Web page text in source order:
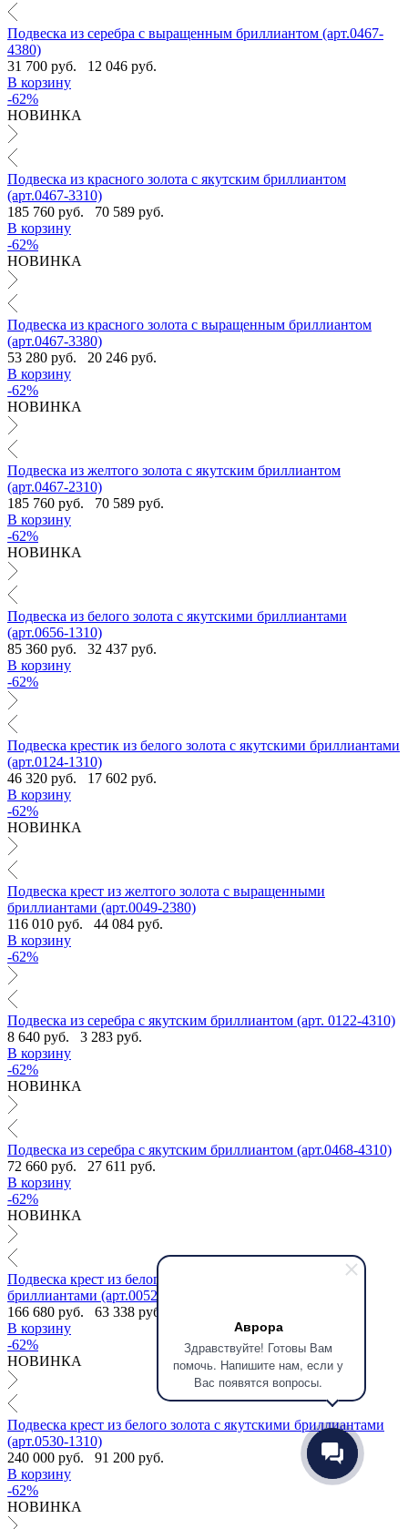
Аврора
Здравствуйте! Готовы Вам
помочь. Напишите нам, если у
Вас появятся вопросы.
Подвеска из серебра с выращенным бриллиантом (арт.0467-
4380)
31 700 руб.
12 046 руб.
В корзину
-62%
НОВИНКА
Подвеска из красного золота с якутским бриллиантом
(арт.0467-3310)
185 760 руб.
70 589 руб.
В корзину
-62%
НОВИНКА
Подвеска из красного золота с выращенным бриллиантом
(арт.0467-3380)
53 280 руб.
20 246 руб.
В корзину
-62%
НОВИНКА
Подвеска из желтого золота с якутским бриллиантом
(арт.0467-2310)
185 760 руб.
70 589 руб.
В корзину
-62%
НОВИНКА
Подвеска из белого золота с якутскими бриллиантами
(арт.0656-1310)
85 360 руб.
32 437 руб.
В корзину
-62%
Подвеска крестик из белого золота с якутскими бриллиантами
(арт.0124-1310)
46 320 руб.
17 602 руб.
В корзину
-62%
НОВИНКА
Подвеска крест из желтого золота с выращенными
бриллиантами (арт.0049-2380)
116 010 руб.
44 084 руб.
В корзину
-62%
Подвеска из серебра с якутским бриллиантом (арт. 0122-4310)
8 640 руб.
3 283 руб.
В корзину
-62%
НОВИНКА
Подвеска из серебра с якутским бриллиантом (арт.0468-4310)
72 660 руб.
27 611 руб.
В корзину
-62%
НОВИНКА
Подвеска крест из белого золота с выращенными
бриллиантами (арт.0052-1380)
166 680 руб.
63 338 руб.
В корзину
-62%
НОВИНКА
Подвеска крест из белого золота с якутскими бриллиантами
(арт.0530-1310)
240 000 руб.
91 200 руб.
В корзину
-62%
НОВИНКА